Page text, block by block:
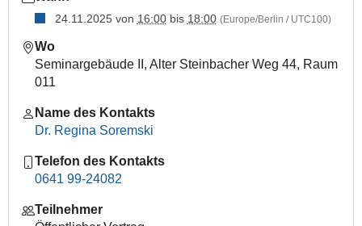
uns/veranstaltungen/vortraege/stamm-
grundwissen-
migration-
StaMM-
Ringvorlesung:
internationale
Flüchtlingsregime
die
24.11.2025von 16:00bis 18:00 (Europe/Berlin / UTC100)
Wo
Seminargebäude II, Alter Steinbacher Weg 44, Raum
011
Name des Kontakts
Dr. Regina Soremski
Telefon des Kontakts
0641 99-24082
Teilnehmer